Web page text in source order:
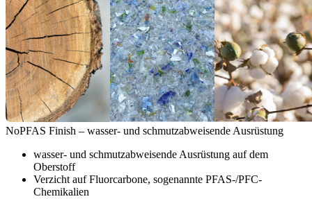
NoPFAS Finish – wasser- und schmutzabweisende Ausrüstung
wasser- und schmutzabweisende Ausrüstung auf dem
Oberstoff
Verzicht auf Fluorcarbone, sogenannte PFAS-/PFC-
Chemikalien